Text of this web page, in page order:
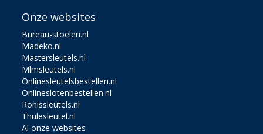
Onze websites
Bureau-stoelen.nl
Madeko.nl
Mastersleutels.nl
Mlmsleutels.nl
Onlinesleutelsbestellen.nl
Onlineslotenbestellen.nl
Ronissleutels.nl
Thulesleutel.nl
Al onze websites